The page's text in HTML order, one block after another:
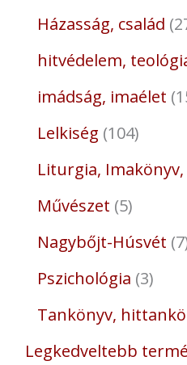
Házasság, család
hitvédelem,
imádság, imaélet
Lelkiség 104
Liturgia,
Művészet 5
Nagybőjt-Húsvét 7
Pszichológia 3
Tankönyv,
Legkedveltebb